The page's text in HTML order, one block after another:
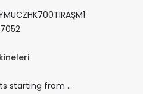
starting from ..